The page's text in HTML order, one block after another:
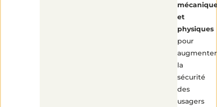
et
physiques
pour
augmenter
la
sécurité
des
usagers